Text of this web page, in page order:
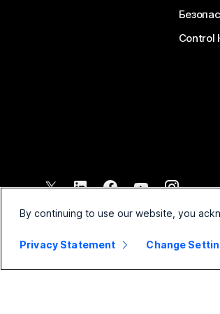
Control
2026 Cisco и/или филиалы компании.
By continuing to use our website, you
Privacy Statement Change